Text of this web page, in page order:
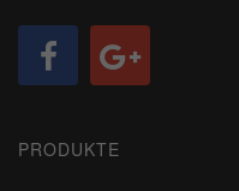
PRODUKTE